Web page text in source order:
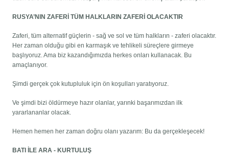
RUSYA’NIN ZAFERİ TÜM HALKLARIN ZAFERİ OLACAKTIR
Zaferi, tüm alternatif güçlerin - sağ ve sol ve tüm halkların - zaferi olacaktır.
Her zaman olduğu gibi en karmaşık ve tehlikeli süreçlere girmeye
başlıyoruz. Ama biz kazandığımızda herkes onları kullanacak. Bu
amaçlanıyor.
Şimdi gerçek çok kutupluluk için ön koşulları yaratıyoruz.
Ve şimdi bizi öldürmeye hazır olanlar, yarınki başarımızdan ilk
yararlananlar olacak.
Hemen hemen her zaman doğru olanı yazarım: Bu da gerçekleşecek!
BATI İLE ARA - KURTULUŞ